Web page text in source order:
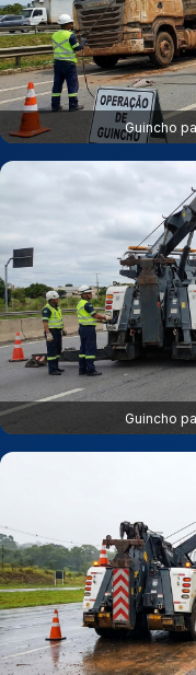
Guincho
Guincho